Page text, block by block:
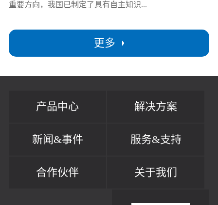
更多
重要方向，我国已制定了具有自主知识...
产品中心 解决方案
新闻&事件 服务&支持
合作伙伴 关于我们